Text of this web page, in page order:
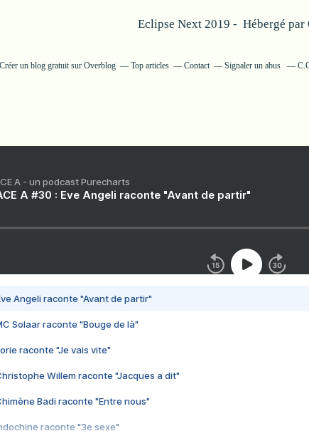
Eclipse Next 2019 - Hébergé par
Créer un blog gratuit sur Overblog Top articles Contact Signaler un abus
A - un podcast Purecharts
A #30 : Eve Angeli raconte "Avant de partir"
Angeli raconte "Avant de partir"
Solaar raconte "Bouge de là"
raconte "Je vais vite"
Willem raconte "Jacques a dit"
Badi raconte "Entre nous"
raconte "3e sexe"